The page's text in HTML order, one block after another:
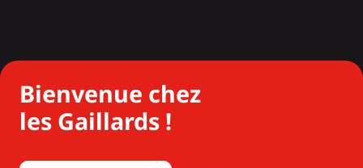
Bienvenue chez
les Gaillards !